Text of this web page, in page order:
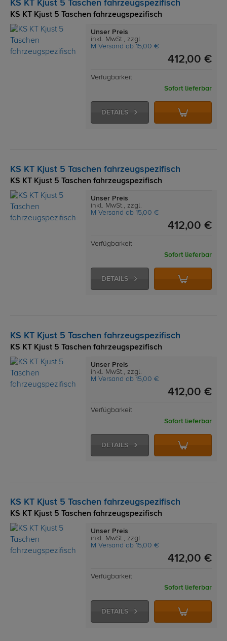
KS KT Kjust 5 Taschen fahrzeugspezifisch
KS KT Kjust 5 Taschen fahrzeugspezifisch
Unser Preis
inkl. MwSt., zzgl.
M Versand ab 15,00 €
412,00 €
Verfügbarkeit
Sofort lieferbar
DETAILS
KS KT Kjust 5 Taschen fahrzeugspezifisch
KS KT Kjust 5 Taschen fahrzeugspezifisch
Unser Preis
inkl. MwSt., zzgl.
M Versand ab 15,00 €
412,00 €
Verfügbarkeit
Sofort lieferbar
DETAILS
KS KT Kjust 5 Taschen fahrzeugspezifisch
KS KT Kjust 5 Taschen fahrzeugspezifisch
Unser Preis
inkl. MwSt., zzgl.
M Versand ab 15,00 €
412,00 €
Verfügbarkeit
Sofort lieferbar
DETAILS
KS KT Kjust 5 Taschen fahrzeugspezifisch
KS KT Kjust 5 Taschen fahrzeugspezifisch
Unser Preis
inkl. MwSt., zzgl.
M Versand ab 15,00 €
412,00 €
Verfügbarkeit
Sofort lieferbar
DETAILS